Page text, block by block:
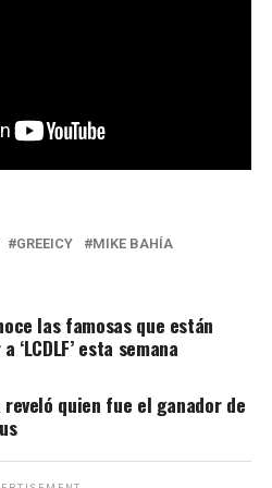
GREEICY
MIKE BAHÍA
las famosas que están
esta semana
reveló quien fue el ganador de